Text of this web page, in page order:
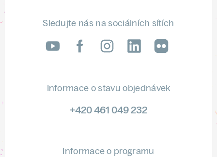
Sledujte nás na sociálních sítích
LinkedIn
flickr
Informace o stavu objednávek
+420 461 049 232
Informace o programu